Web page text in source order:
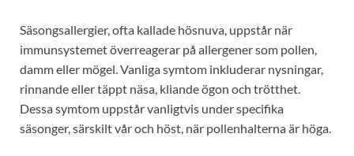
Säsongsallergier, ofta kallade hösnuva, uppstår när
immunsystemet överreagerar på allergener som pollen,
damm eller mögel. Vanliga symtom inkluderar nysningar,
rinnande eller täppt näsa, kliande ögon och trötthet.
Dessa symtom uppstår vanligtvis under specifika
säsonger, särskilt vår och höst, när pollenhalterna är höga.